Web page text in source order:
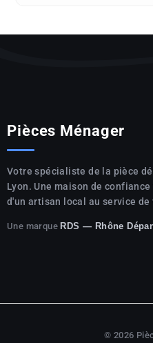
Pièces Ménager
Votre spécialiste de la pièce
Lyon. Une maison de
d'un artisan local au service de
Une marque RDS — Rhône
© 2026